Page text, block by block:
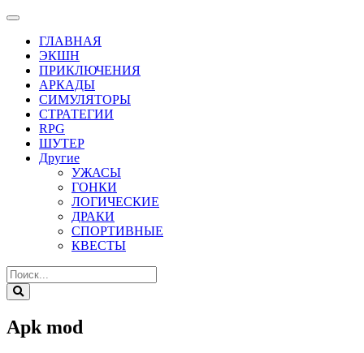
ГЛАВНАЯ
ЭКШН
ПРИКЛЮЧЕНИЯ
АРКАДЫ
СИМУЛЯТОРЫ
СТРАТЕГИИ
RPG
ШУТЕР
Другие
УЖАСЫ
ГОНКИ
ЛОГИЧЕСКИЕ
ДРАКИ
СПОРТИВНЫЕ
КВЕСТЫ
Apk mod